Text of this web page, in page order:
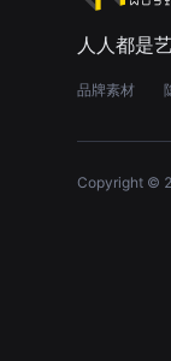
人人都是
品牌素材
Copyright ©